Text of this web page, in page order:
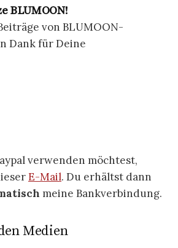
BLUMOON!
von BLUMOON-
Dank für Deine
verwenden möchtest,
E-Mail. Du erhältst dann
meine Bankverbindung.
Medien